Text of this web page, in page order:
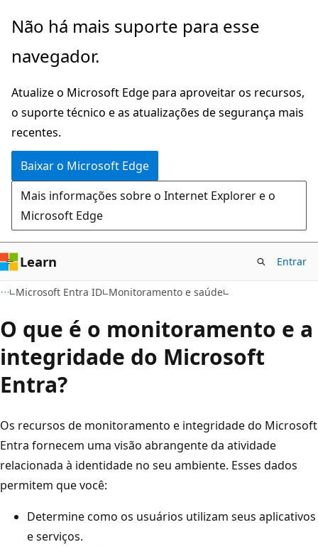
Pular
o
principal
Não há mais suporte para esse
navegador.
Atualize o Microsoft Edge para aproveitar os recursos,
o suporte técnico e as atualizações de segurança mais
recentes.
Baixar o Microsoft Edge
Mais informações sobre o Internet Explorer e o
Microsoft Edge
Learn Entrar
Microsoft Entra ID Monitoramento e saúde
O que é o monitoramento e a
integridade do Microsoft
Entra?
Os recursos de monitoramento e integridade do Microsoft
Entra fornecem uma visão abrangente da atividade
relacionada à identidade no seu ambiente. Esses dados
permitem que você:
Determine como os usuários utilizam seus aplicativos
e serviços.